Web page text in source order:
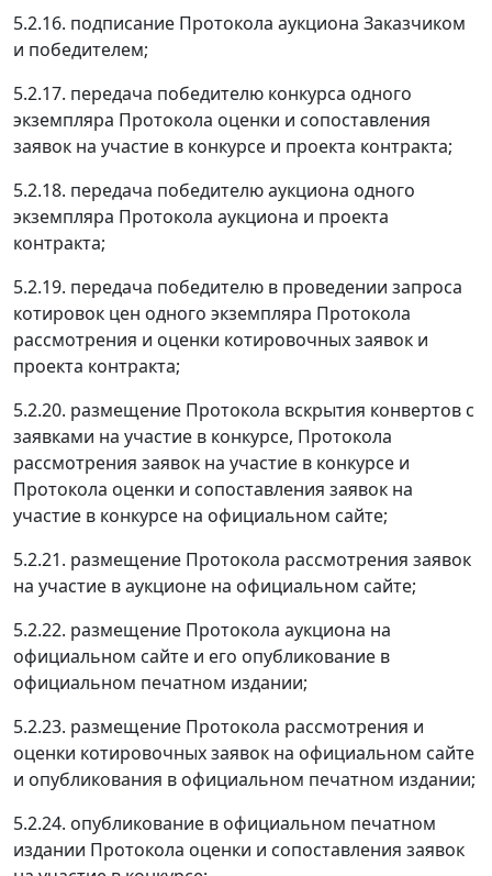
5.2.16. подписание Протокола аукциона Заказчиком
и победителем;
5.2.17. передача победителю конкурса одного
экземпляра Протокола оценки и сопоставления
заявок на участие в конкурсе и проекта контракта;
5.2.18. передача победителю аукциона одного
экземпляра Протокола аукциона и проекта
контракта;
5.2.19. передача победителю в проведении запроса
котировок цен одного экземпляра Протокола
рассмотрения и оценки котировочных заявок и
проекта контракта;
5.2.20. размещение Протокола вскрытия конвертов с
заявками на участие в конкурсе, Протокола
рассмотрения заявок на участие в конкурсе и
Протокола оценки и сопоставления заявок на
участие в конкурсе на официальном сайте;
5.2.21. размещение Протокола рассмотрения заявок
на участие в аукционе на официальном сайте;
5.2.22. размещение Протокола аукциона на
официальном сайте и его опубликование в
официальном печатном издании;
5.2.23. размещение Протокола рассмотрения и
оценки котировочных заявок на официальном сайте
и опубликования в официальном печатном издании;
5.2.24. опубликование в официальном печатном
издании Протокола оценки и сопоставления заявок